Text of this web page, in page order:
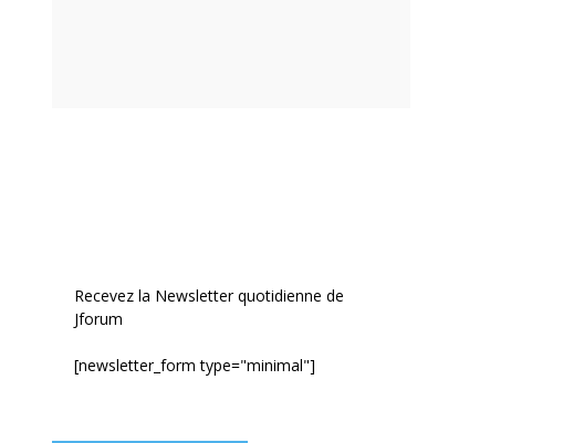
Recevez la Newsletter quotidienne de
Jforum
[newsletter_form type="minimal"]